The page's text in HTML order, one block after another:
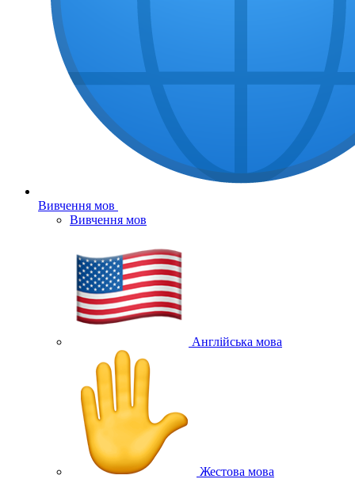
Вивчення мов
Вивчення мов
Англійська мова
Жестова мова